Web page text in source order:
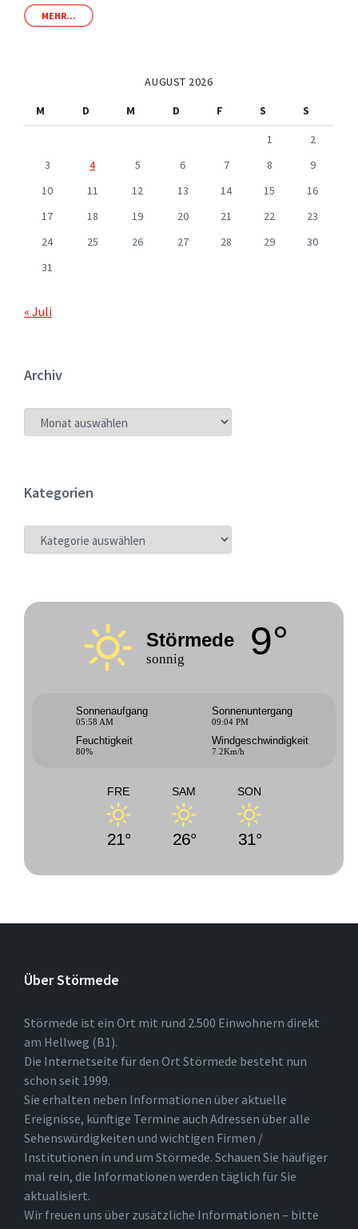
MEHR...
AUGUST 2026
M
D M D F S
S
1
2
3
4 5 6 7 8
9
10
11 12 13 14 15
16
17
18 19 20 21 22
23
24
25 26 27 28 29
30
31
« Juli
Archiv
ARCHIV
Kategorien
KATEGORIEN
Störmede
sonnig 9°
Sonnenaufgang
05:58 AM
Sonnenuntergang
09:04 PM
Feuchtigkeit
80%
Windgeschwindigkeit
7.2Km/h
FRE
21°
SAM
26°
SON
31°
Über Störmede
Störmede ist ein Ort mit rund 2.500 Einwohnern direkt
am Hellweg (B1).
Die Internetseite für den Ort Störmede besteht nun
schon seit 1999.
Sie erhalten neben Informationen über aktuelle
Ereignisse, künftige Termine auch Adressen über alle
Sehenswürdigkeiten und wichtigen Firmen /
Institutionen in und um Störmede. Schauen Sie häufiger
mal rein, die Informationen werden täglich für Sie
aktualisiert.
Wir freuen uns über zusätzliche Informationen – bitte